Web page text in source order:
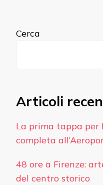
Cerca
Articoli
La prima tappa per
completa
48 ore a Firenze:
del centro storico